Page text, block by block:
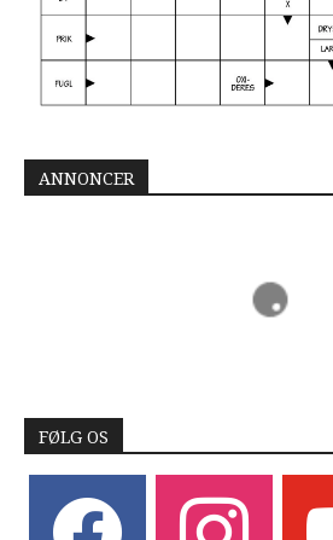
ANNONCER
FØLG OS
instagram